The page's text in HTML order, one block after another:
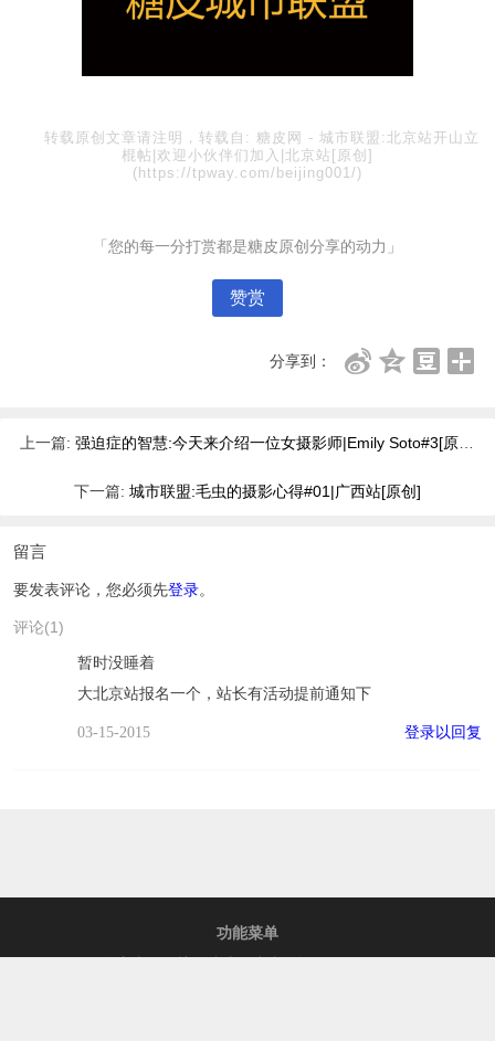
转载原创文章请注明，转载自: 糖皮网 - 城市联盟:北京站开山立
棍帖|欢迎小伙伴们加入|北京站[原创]
(https://tpway.com/beijing001/)
「您的每一分打赏都是糖皮原创分享的动力」
赞赏
分享到：
上一篇: 强迫症的智慧:今天来介绍一位女摄影师|Emily Soto#3[原创]
下一篇: 城市联盟:毛虫的摄影心得#01|广西站[原创]
留言
要发表评论，您必须先登录。
评论(1)
暂时没睡着
大北京站报名一个，站长有活动提前通知下
03-15-2015 登录以回复
功能菜单